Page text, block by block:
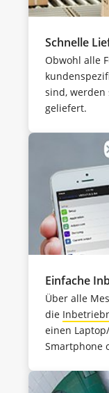
Schnelle
Obwohl alle
sind, werden
geliefert.
Einfache
Über alle
die
einen
Smartphone